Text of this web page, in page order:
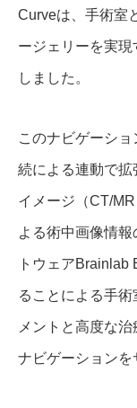
Curveは、手術室
ージェリーを実
しました。
このナビゲーシ
続による連動で拡
イメージ（CT/
よる術中画像情
トウェアBrainlab
ることによる手
メントと高度な
ナビゲーションを